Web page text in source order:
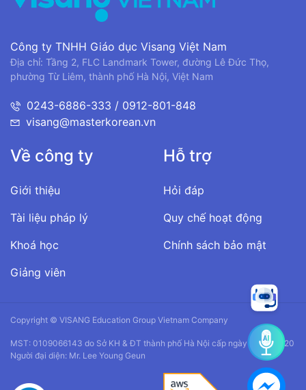
Công ty TNHH Giáo dục Visang Việt Nam
Địa chỉ: Tầng 2, FLC Landmark Tower, đường Lê Đức Thọ,
phường Từ Liêm, thành phố Hà Nội, Việt Nam
0243-6886-333 / 0912-801-848
visang@masterkorean.vn
Về công ty
Giới thiệu
Tài liệu pháp lý
Khoá học
Giảng viên
Hỗ trợ
Hỏi đáp
Quy chế hoạt động
Chính sách bảo mật
Copyright © VISANG Education Group Vietnam Company
MST: 0109066143 do Sở KH & ĐT thành phố Hà Nội cấp ngày 14/01/2020
Người đại diện: Mr. Lee Young Geun